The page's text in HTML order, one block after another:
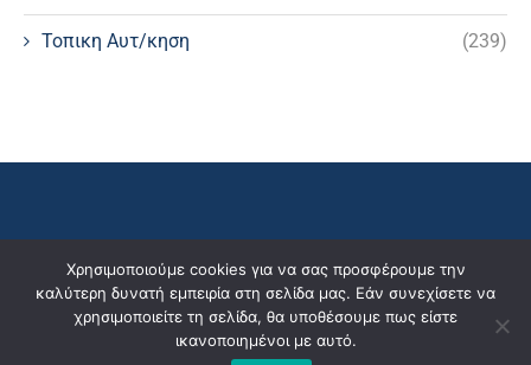
Τοπικη Αυτ/κηση (239)
Χρησιμοποιούμε cookies για να σας προσφέρουμε την
καλύτερη δυνατή εμπειρία στη σελίδα μας. Εάν συνεχίσετε να
χρησιμοποιείτε τη σελίδα, θα υποθέσουμε πως είστε
ικανοποιημένοι με αυτό.